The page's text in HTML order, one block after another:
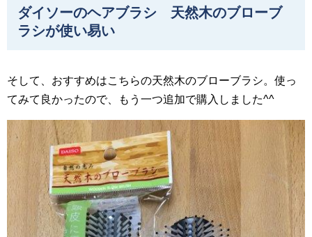
ダイソーのヘアブラシ 天然木のブローブ
ラシが使い易い
そして、おすすめはこちらの天然木のブローブラシ。使っ
てみて良かったので、もう一つ追加で購入しました^^